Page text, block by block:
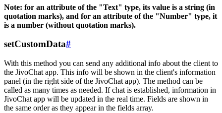
Note: for an attribute of the "Text" type, its value is a string (in
quotation marks), and for an attribute of the "Number" type, it
is a number (without quotation marks).
setCustomData#
With this method you can send any additional info about the client to
the JivoChat app. This info will be shown in the client's information
panel (in the right side of the JivoChat app). The method can be
called as many times as needed. If chat is established, information in
JivoChat app will be updated in the real time. Fields are shown in
the same order as they appear in the fields array.